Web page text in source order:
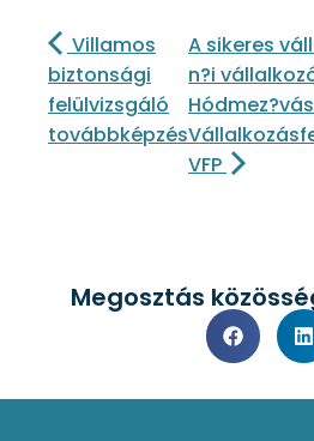
Villamos
biztonsági
felülvizsgáló
továbbképzés
A sikeres
n?i
VFP
Megosztás